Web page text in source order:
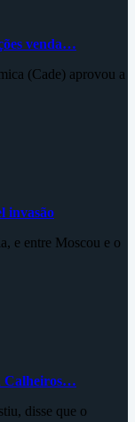
venda…
(Cade) aprovou a
invasão
e entre Moscou e o
Calheiros…
disse que o